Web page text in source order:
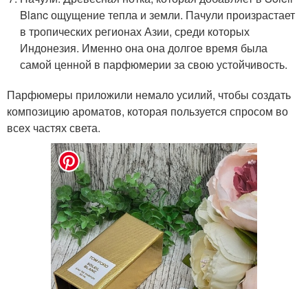
Blanc ощущение тепла и земли. Пачули произрастает
в тропических регионах Азии, среди которых
Индонезия. Именно она она долгое время была
самой ценной в парфюмерии за свою устойчивость.
Парфюмеры приложили немало усилий, чтобы создать
композицию ароматов, которая пользуется спросом во
всех частях света.